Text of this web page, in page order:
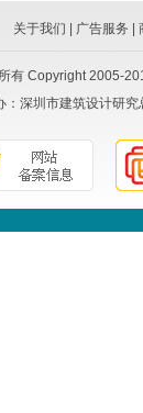
关于我们 广告服务 |
有 Copyright 2005-
：深圳市建筑设计研